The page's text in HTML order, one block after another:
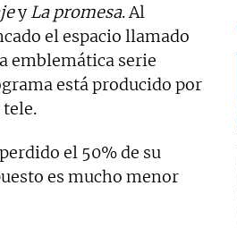
yLa promesa. Al
el espacio llamado
emblemática serie
está producido por
tele.
el 50% de su
es mucho menor